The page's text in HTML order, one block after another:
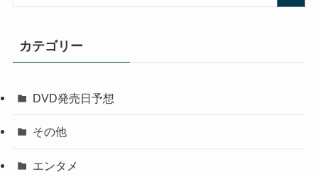
カテゴリー
DVD発売日予想
その他
エンタメ